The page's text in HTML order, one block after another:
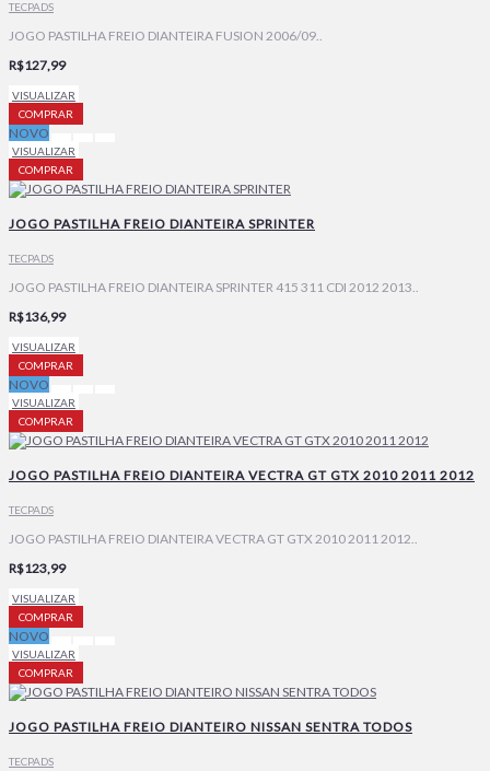
TECPADS
JOGO PASTILHA FREIO DIANTEIRA FUSION 2006/09..
R$127,99
VISUALIZAR
COMPRAR
NOVO
VISUALIZAR
COMPRAR
JOGO PASTILHA FREIO DIANTEIRA SPRINTER
TECPADS
JOGO PASTILHA FREIO DIANTEIRA SPRINTER 415 311 CDI 2012 2013..
R$136,99
VISUALIZAR
COMPRAR
NOVO
VISUALIZAR
COMPRAR
JOGO PASTILHA FREIO DIANTEIRA VECTRA GT GTX 2010 2011 2012
TECPADS
JOGO PASTILHA FREIO DIANTEIRA VECTRA GT GTX 2010 2011 2012..
R$123,99
VISUALIZAR
COMPRAR
NOVO
VISUALIZAR
COMPRAR
JOGO PASTILHA FREIO DIANTEIRO NISSAN SENTRA TODOS
TECPADS